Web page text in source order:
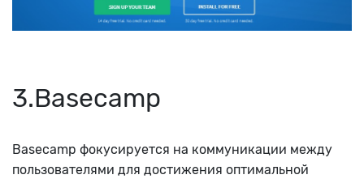
3.Basecamp
Basecamp фокусируется на коммуникации между
пользователями для достижения оптимальной